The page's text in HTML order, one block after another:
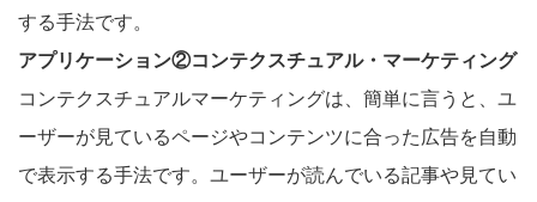
する手法です。
アプリケーション②コンテクスチュアル・マーケティング
コンテクスチュアルマーケティングは、簡単に言うと、ユ
ーザーが見ているページやコンテンツに合った広告を自動
で表示する手法です。ユーザーが読んでいる記事や見てい